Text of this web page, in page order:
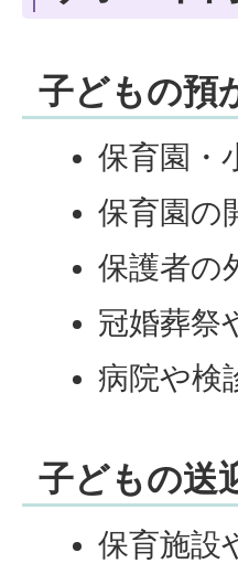
子どもの預
保育園・
保育園の
保護者の
冠婚葬祭
病院や検
子どもの送
保育施設